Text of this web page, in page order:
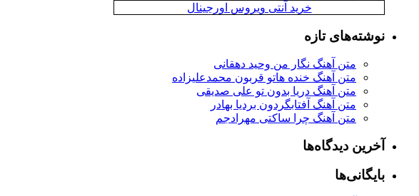
خرید آنتی ویروس اورجینال
نوشته‌های تازه
متن آهنگ نگار من وحید دهقانی
متن آهنگ خنده هاتو قربون محمدعلیزاده
متن آهنگ دریا بدون تو علی صدیقی
متن آهنگ آفتابگردون بردیا بهادر
متن آهنگ چرا ساکتی مهرادجم
آخرین دیدگاه‌ها
بایگانی‌ها